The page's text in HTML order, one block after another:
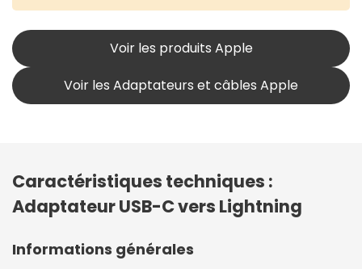
Voir les produits Apple
Voir les Adaptateurs et câbles Apple
Caractéristiques techniques :
Adaptateur USB-C vers Lightning
Informations générales